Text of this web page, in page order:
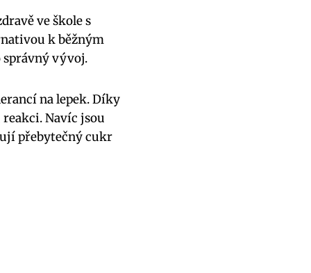
ve škole s
k běžným
správný vývoj.
na lepek. Díky
Navíc jsou
přebytečný cukr